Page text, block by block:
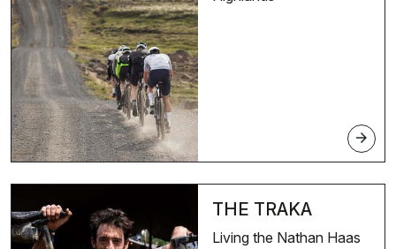
arrow_forward
THE TRAKA
Living the Nathan Haas